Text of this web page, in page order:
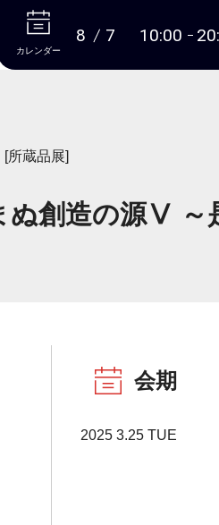
本文へ
カレンダー
8 7 10:00
[所蔵品展]
創造の源Ⅴ ～
会期
2025 3.25 TUE